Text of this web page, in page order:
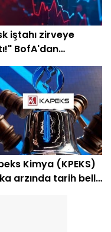
iştahı zirveye
BofA'dan
"temkinli
uyarısı
Kimya (KPEKS)
arzında tarih belli